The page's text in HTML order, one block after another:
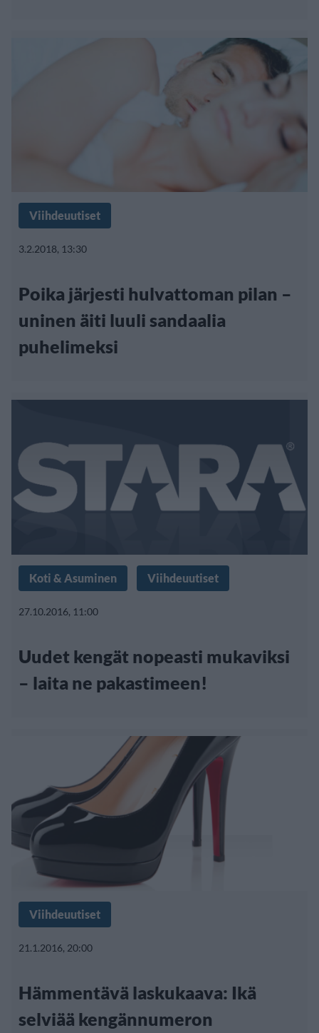
Viihdeuutiset
3.2.2018, 13:30
Poika järjesti hulvattoman pilan –
uninen äiti luuli sandaalia
puhelimeksi
Koti & Asuminen Viihdeuutiset
27.10.2016, 11:00
Uudet kengät nopeasti mukaviksi
– laita ne pakastimeen!
Viihdeuutiset
21.1.2016, 20:00
Hämmentävä laskukaava: Ikä
selviää kengännumeron